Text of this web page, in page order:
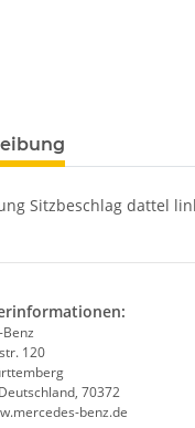
Sitzbeschlag dattel
120
70372
benz.de